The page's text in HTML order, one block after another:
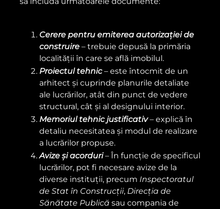
Cerere pentru emiterea autorizației de
construire – trebuie depusă la primăria
localității în care se află imobilul.
Proiectul tehnic– este întocmit de un
arhitect și cuprinde planurile detaliate
ale lucrărilor, atât din punct de vedere
structural, cât și al designului interior.
Memoriul tehnic justificativ– explică în
detaliu necesitatea și modul de realizare
a lucrărilor propuse.
Avize și acorduri– În funcție de specificul
lucrărilor, pot fi necesare avize de la
diverse instituții, precum Inspectoratul
de Stat în Construcții, Direcția de
Sănătate Publică sau compania de